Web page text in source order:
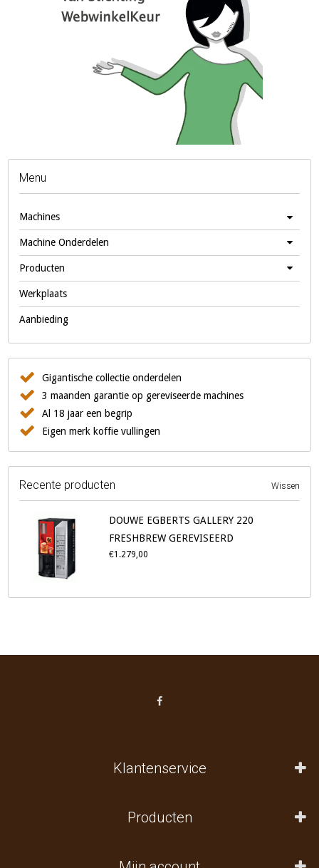
Menu
Machines
Machine Onderdelen
Producten
Werkplaats
Aanbieding
Gigantische collectie onderdelen
3 maanden garantie op gereviseerde machines
Al 18 jaar een begrip
Eigen merk koffie vullingen
Recente producten Wissen
DOUWE EGBERTS GALLERY 220
FRESHBREW GEREVISEERD
€1.279,00
Klantenservice
Producten